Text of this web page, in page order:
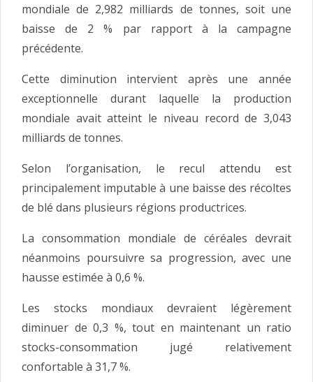
mondiale de 2,982 milliards de tonnes, soit une
baisse de 2 % par rapport à la campagne
précédente.
Cette diminution intervient après une année
exceptionnelle durant laquelle la production
mondiale avait atteint le niveau record de 3,043
milliards de tonnes.
Selon l’organisation, le recul attendu est
principalement imputable à une baisse des récoltes
de blé dans plusieurs régions productrices.
La consommation mondiale de céréales devrait
néanmoins poursuivre sa progression, avec une
hausse estimée à 0,6 %.
Les stocks mondiaux devraient légèrement
diminuer de 0,3 %, tout en maintenant un ratio
stocks-consommation jugé relativement
confortable à 31,7 %.